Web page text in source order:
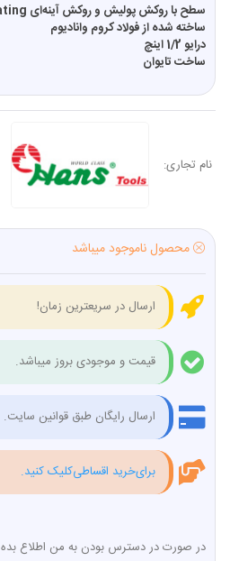
سطح با روکش پولیش و روکش آینه‌ای Mirror Coating
ساخته شده از فولاد کروم وانادیوم
درایو 1/2 اینچ
ساخت تایوان
نام تجاری:
محصول ناموجود میباشد
ارسال در سریعترین زمان!
قیمت و موجودی بروز میباشد.
ارسال رایگان طبق قوانین سایت.
برای‌خرید اقساطی‌کلیک کنید.
در صورت در دسترس بودن به من اطلاع بده